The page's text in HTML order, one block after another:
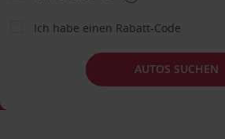
Ich habe einen Rabatt-Code
AUTOS SUCHEN